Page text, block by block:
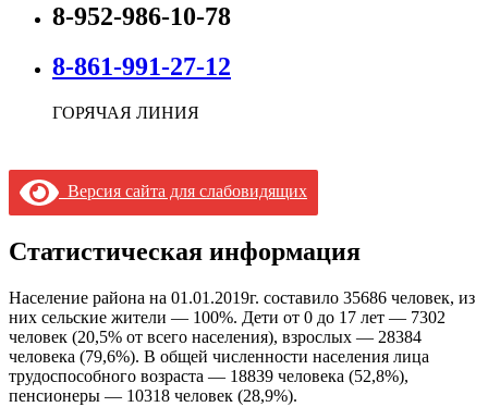
8-952-986-10-78
8-861-991-27-12
ГОРЯЧАЯ ЛИНИЯ
Версия сайта для слабовидящих
Статистическая информация
Население района на 01.01.2019г. составило 35686 человек, из
них сельские жители — 100%. Дети от 0 до 17 лет — 7302
человек (20,5% от всего населения), взрослых — 28384
человека (79,6%). В общей численности населения лица
трудоспособного возраста — 18839 человека (52,8%),
пенсионеры — 10318 человек (28,9%).